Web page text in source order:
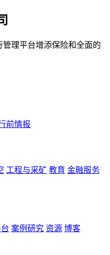
理平台增添保险和全面的
前情报
工程与采矿 教育 金融服务
案例研究 资源 博客